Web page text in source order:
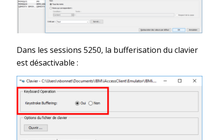
Dans les sessions 5250, la bufferisation du clavier
est désactivable :